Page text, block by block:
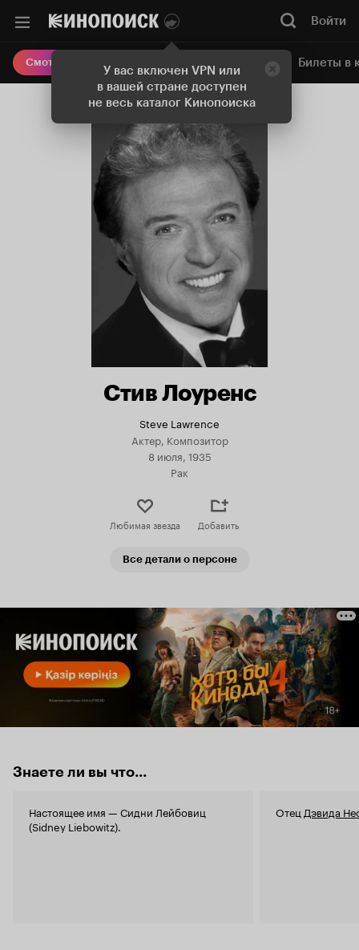
У вас включен VPN или
в вашей стране доступен
не весь каталог Кинопоиска
Войти
Смотреть кино Онлайн-кинотеатр Билеты в
Стив Лоуренс
Steve Lawrence
Актер, Композитор
8 июля, 1935
Рак
Любимая звезда Добавить
Все детали о персоне
Знаете ли вы что...
Настоящее имя — Сидни Лейбовиц
(Sidney Liebowitz).
Отец Дэвида